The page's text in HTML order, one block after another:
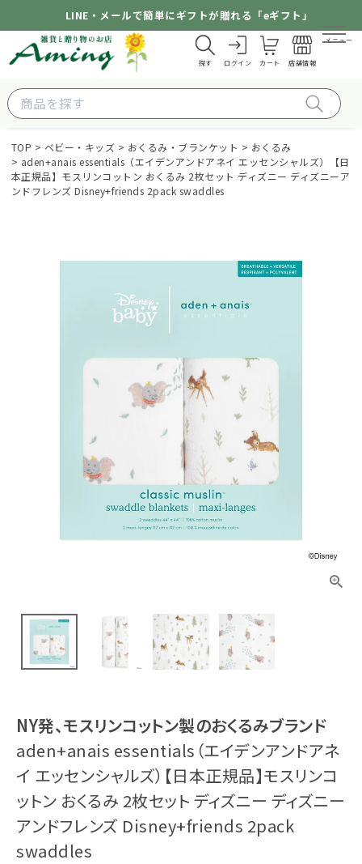
LINE・メールで簡単にギフトが贈れる「eギフト」
探す ログイン カート 店舗情報
メニュー
TOP ベビー・キッズ おくるみ・ブランケット
おくるみ
aden+anais essentials（エイデンアンドアネイ エッセンシャルズ）【日
本正規品】モスリンコットン おくるみ 2枚セット ディズニー ディズニーア
ンドフレンズ Disney+friends 2pack swaddles
NY発、モスリンコットン製のおくるみブランド
aden+anais essentials（エイデンアンドアネ
イ エッセンシャルズ）【日本正規品】モスリンコ
ットン おくるみ 2枚セット ディズニー ディズニー
アンドフレンズ Disney+friends 2pack
swaddles